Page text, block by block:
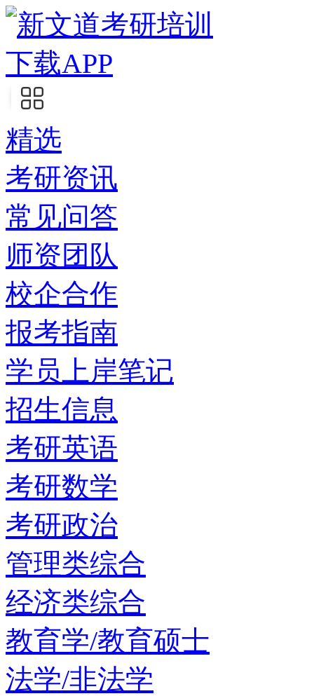
下载APP
精选
考研资讯
常见问答
师资团队
校企合作
报考指南
学员上岸笔记
招生信息
考研英语
考研数学
考研政治
管理类综合
经济类综合
教育学/教育硕士
法学/非法学